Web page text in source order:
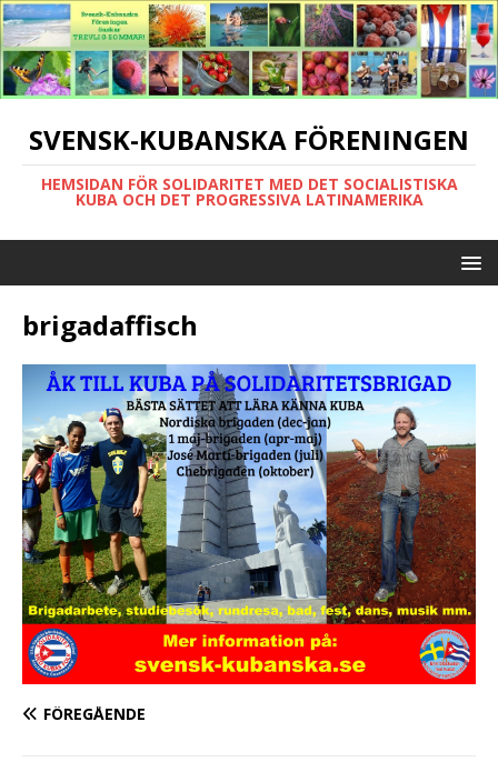
SVENSK-KUBANSKA FÖRENINGEN
HEMSIDAN FÖR SOLIDARITET MED DET SOCIALISTISKA
KUBA OCH DET PROGRESSIVA LATINAMERIKA
brigadaffisch
FÖREGÅENDE